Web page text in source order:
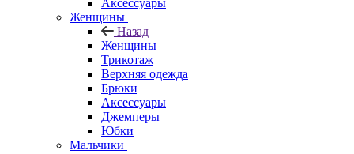
Аксессуары
Женщины
Назад
Женщины
Трикотаж
Верхняя одежда
Брюки
Аксессуары
Джемперы
Юбки
Мальчики